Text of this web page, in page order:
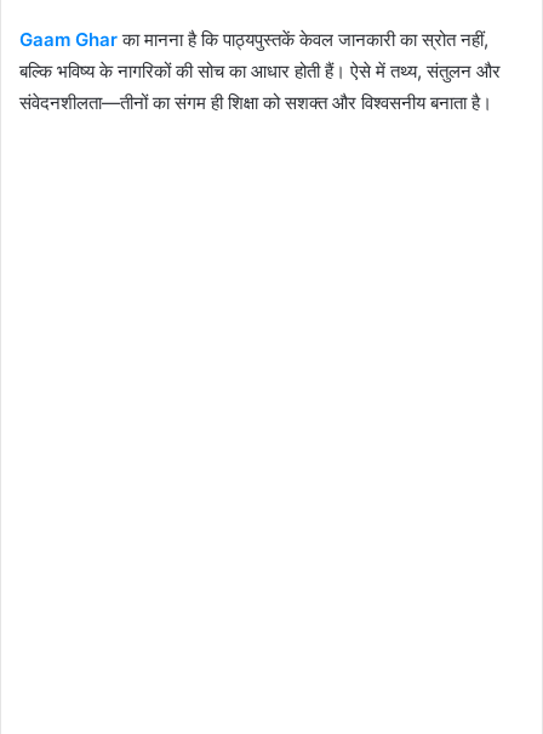
Gaam Gharका मानना है कि पाठ्यपुस्तकें केवल जानकारी का स्रोत नहीं,
बल्कि भविष्य के नागरिकों की सोच का आधार होती हैं। ऐसे में तथ्य, संतुलन और
संवेदनशीलता—तीनों का संगम ही शिक्षा को सशक्त और विश्वसनीय बनाता है।